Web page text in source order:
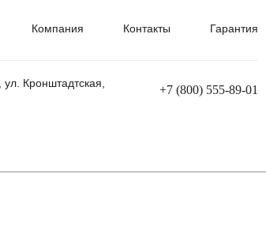
Компания Контакты Гарантия
Кронштадтская,
+7 (800) 555-89-01